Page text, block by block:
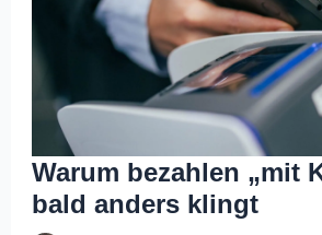
Warum bezahlen „mit
bald anders klingt